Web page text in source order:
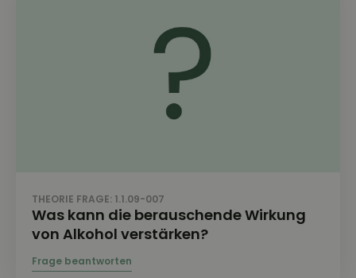
THEORIE FRAGE: 1.1.09-007
Was kann die berauschende Wirkung
von Alkohol verstärken?